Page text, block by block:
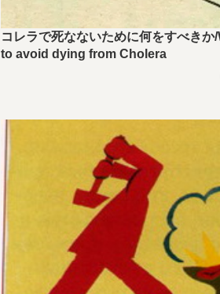
コレラで死なないために何をすべき
to avoid dying from Cholera